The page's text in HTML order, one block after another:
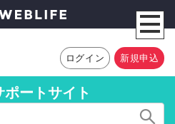
ログイン 新規申込
ートサイト